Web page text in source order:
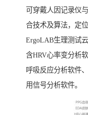
可穿戴人因记录仪
合技术及算法，定
ErgoLAB生理测试
含HRV心率变分析
呼吸反应分析软件
用信号分析软件。